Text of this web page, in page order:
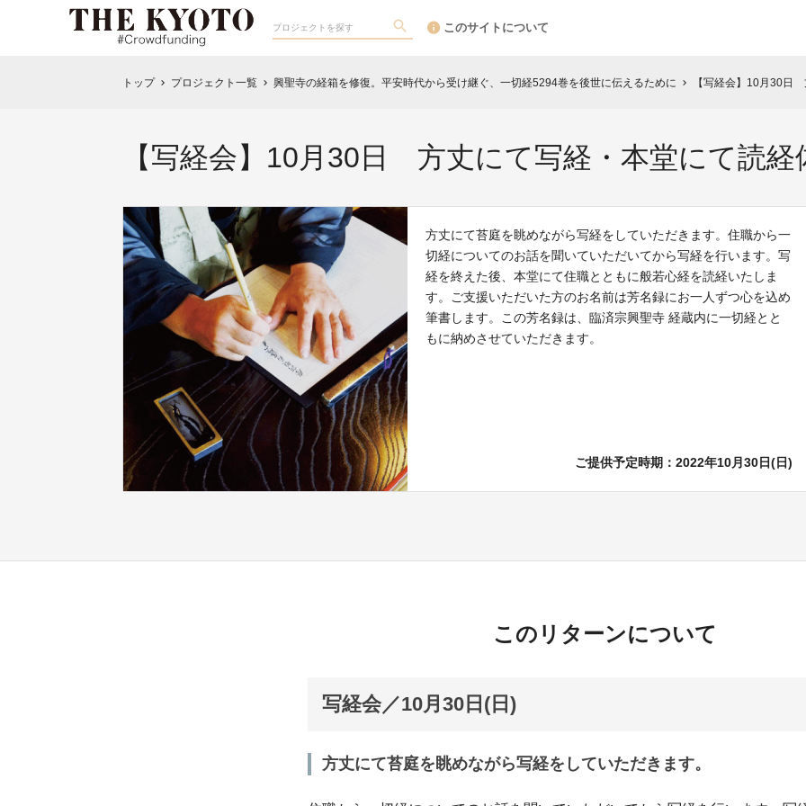
このサイトについて
トップ chevron_right プロジェクト一覧 chevron_right 興聖寺の経箱を修復。平安時代から受け継ぐ、一切経5294巻を後世に伝えるために chevron_right 【写経会】10月30日
【写経会】10月30日 方丈にて写経・本堂にて読経
方丈にて苔庭を眺めながら写経をしていただきます。住職から一
切経についてのお話を聞いていただいてから写経を行います。写
経を終えた後、本堂にて住職とともに般若心経を読経いたしま
す。ご支援いただいた方のお名前は芳名録にお一人ずつ心を込め
筆書します。この芳名録は、臨済宗興聖寺 経蔵内に一切経とと
もに納めさせていただきます。
ご提供予定時期：2022年10月30日(日)
このリターンについて
写経会／10月30日(日)
方丈にて苔庭を眺めながら写経をしていただきます。